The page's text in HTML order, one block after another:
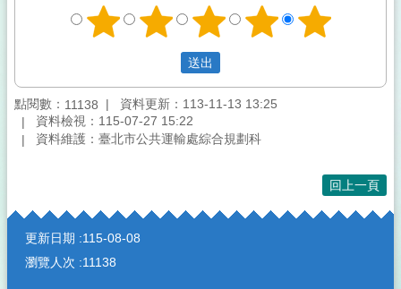
點閱數： 11138
資料更新：113-11-13 13:25
資料檢視：115-07-27 15:22
資料維護：臺北市公共運輸處綜合規劃科
回上一頁
:::
更新日期
115-08-08
瀏覽人次
11138